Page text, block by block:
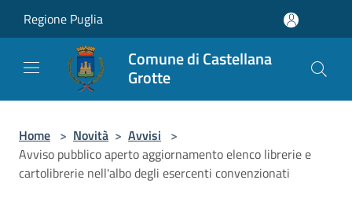
Regione Puglia
Comune di Castellana
Grotte
Home > Novità > Avvisi >
Avviso pubblico aperto aggiornamento elenco librerie e
cartolibrerie nell'albo degli esercenti convenzionati